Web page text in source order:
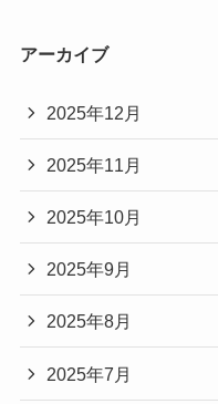
アーカイブ
2025年12月
2025年11月
2025年10月
2025年9月
2025年8月
2025年7月